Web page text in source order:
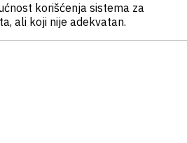
korišćenja sistema za
ali koji nije adekvatan.